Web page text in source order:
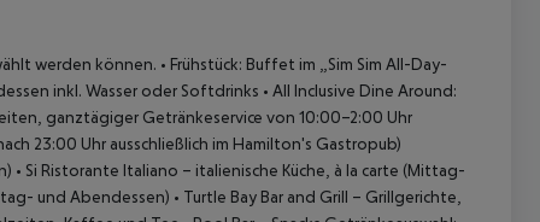
werden können. • Frühstück: Buffet im „Sim Sim All-Day-
inkl. Wasser oder Softdrinks • All Inclusive Dine Around:
ganztägiger Getränkeservice von 10:00–2:00 Uhr
23:00 Uhr ausschließlich im Hamilton's Gastropub)
• Si Ristorante Italiano – italienische Küche, à la carte (Mittag-
und Abendessen) • Turtle Bay Bar and Grill – Grillgerichte,